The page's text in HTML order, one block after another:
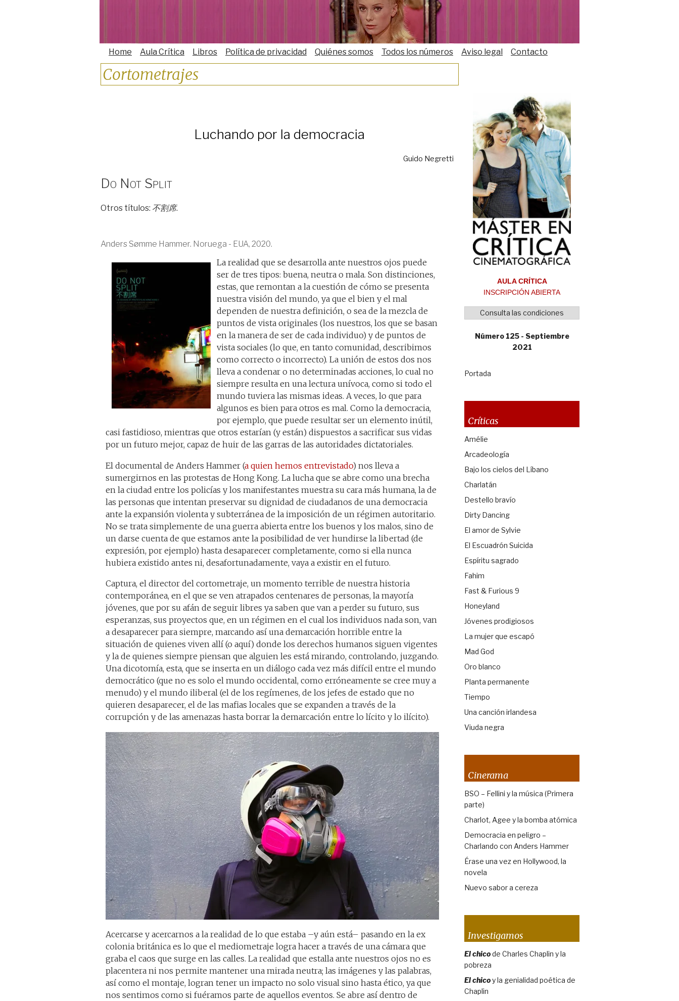
Home Aula Crítica Libros Política de privacidad Quiénes somos Todos los números Aviso legal Contacto
Cortometrajes
Luchando por la democracia
Guido Negretti
Do Not Split
Otros títulos: 不割席.
Anders Sømme Hammer. Noruega - EUA, 2020.
La realidad que se desarrolla ante nuestros ojos puede
ser de tres tipos: buena, neutra o mala. Son distinciones,
estas, que remontan a la cuestión de cómo se presenta
nuestra visión del mundo, ya que el bien y el mal
dependen de nuestra definición, o sea de la mezcla de
puntos de vista originales (los nuestros, los que se basan
en la manera de ser de cada individuo) y de puntos de
vista sociales (lo que, en tanto comunidad, describimos
como correcto o incorrecto). La unión de estos dos nos
lleva a condenar o no determinadas acciones, lo cual no
siempre resulta en una lectura unívoca, como si todo el
mundo tuviera las mismas ideas. A veces, lo que para
algunos es bien para otros es mal. Como la democracia,
por ejemplo, que puede resultar ser un elemento inútil,
casi fastidioso, mientras que otros estarían (y están) dispuestos a sacrificar sus vidas
por un futuro mejor, capaz de huir de las garras de las autoridades dictatoriales.
El documental de Anders Hammer (a quien hemos entrevistado) nos lleva a
sumergirnos en las protestas de Hong Kong. La lucha que se abre como una brecha
en la ciudad entre los policías y los manifestantes muestra su cara más humana, la de
las personas que intentan preservar su dignidad de ciudadanos de una democracia
ante la expansión violenta y subterránea de la imposición de un régimen autoritario.
No se trata simplemente de una guerra abierta entre los buenos y los malos, sino de
un darse cuenta de que estamos ante la posibilidad de ver hundirse la libertad (de
expresión, por ejemplo) hasta desaparecer completamente, como si ella nunca
hubiera existido antes ni, desafortunadamente, vaya a existir en el futuro.
Captura, el director del cortometraje, un momento terrible de nuestra historia
contemporánea, en el que se ven atrapados centenares de personas, la mayoría
jóvenes, que por su afán de seguir libres ya saben que van a perder su futuro, sus
esperanzas, sus proyectos que, en un régimen en el cual los individuos nada son, van
a desaparecer para siempre, marcando así una demarcación horrible entre la
situación de quienes viven allí (o aquí) donde los derechos humanos siguen vigentes
y la de quienes siempre piensan que alguien les está mirando, controlando, juzgando.
Una dicotomía, esta, que se inserta en un diálogo cada vez más difícil entre el mundo
democrático (que no es solo el mundo occidental, como erróneamente se cree muy a
menudo) y el mundo iliberal (el de los regímenes, de los jefes de estado que no
quieren desaparecer, el de las mafias locales que se expanden a través de la
corrupción y de las amenazas hasta borrar la demarcación entre lo lícito y lo ilícito).
Acercarse y acercarnos a la realidad de lo que estaba –y aún está– pasando en la ex
colonia británica es lo que el mediometraje logra hacer a través de una cámara que
graba el caos que surge en las calles. La realidad que estalla ante nuestros ojos no es
placentera ni nos permite mantener una mirada neutra; las imágenes y las palabras,
así como el montaje, logran tener un impacto no solo visual sino hasta ético, ya que
nos sentimos como si fuéramos parte de aquellos eventos. Se abre así dentro de
AULA CRÍTICA
INSCRIPCIÓN ABIERTA
Consulta las condiciones
Número 125 - Septiembre
2021
Portada
Críticas
Amélie
Arcadeología
Bajo los cielos del Líbano
Charlatán
Destello bravío
Dirty Dancing
El amor de Sylvie
El Escuadrón Suicida
Espíritu sagrado
Fahim
Fast & Furious 9
Honeyland
Jóvenes prodigiosos
La mujer que escapó
Mad God
Oro blanco
Planta permanente
Tiempo
Una canción irlandesa
Viuda negra
Cinerama
BSO – Fellini y la música (Primera
parte)
Charlot, Agee y la bomba atómica
Democracia en peligro –
Charlando con Anders Hammer
Érase una vez en Hollywood, la
novela
Nuevo sabor a cereza
Investigamos
El chicode Charles Chaplin y la
pobreza
El chicoy la genialidad poética de
Chaplin